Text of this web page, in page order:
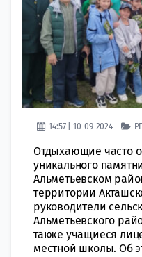
14:57 | 10-09-2024
Отдыхающие часто
уникального
Альметьевском
территории
руководители
Альметьевского
также учащиеся
местной школы. Об